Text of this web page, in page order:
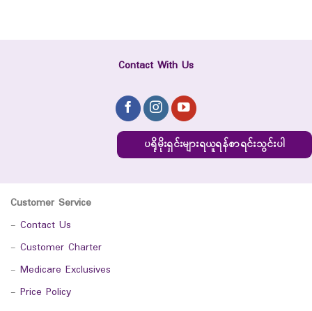
Contact With Us
ပရိုမိုးရှင်းများရယူရန်စာရင်းသွင်းပါ
Customer Service
- Contact Us
- Customer Charter
- Medicare Exclusives
- Price Policy